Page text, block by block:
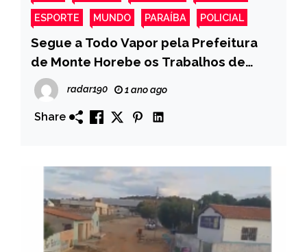
ESPORTE MUNDO PARAÍBA POLICIAL
Segue a Todo Vapor pela Prefeitura
de Monte Horebe os Trabalhos de
Debulhar milhos na Zona Rural do
Município.
radar190 1 ano ago
Share